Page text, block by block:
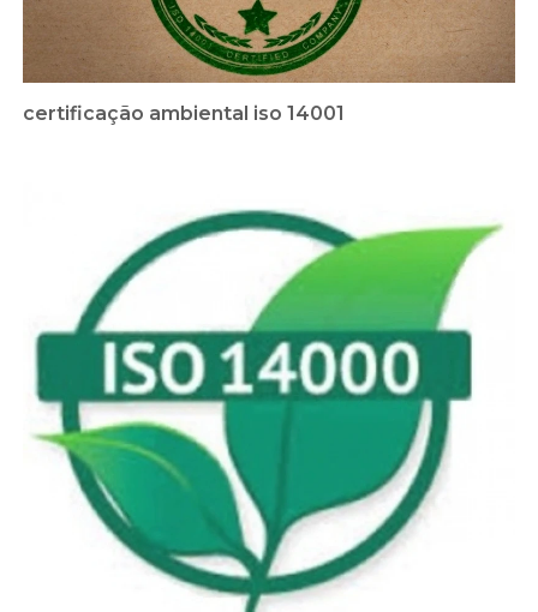
certificação ambiental iso 14001